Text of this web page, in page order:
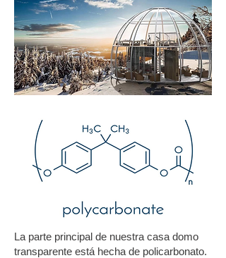
La parte principal de nuestra casa domo
transparente está hecha de policarbonato.